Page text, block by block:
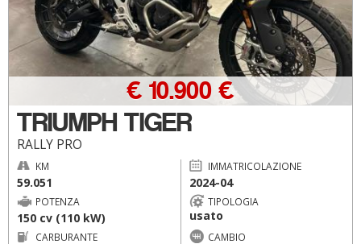
TRIUMPH TIGER
RALLY PRO
€ 10.900 €
KM
59.051
IMMATRICOLAZIONE
2024-04
POTENZA
150 cv (110 kW)
TIPOLOGIA
usato
CARBURANTE CAMBIO